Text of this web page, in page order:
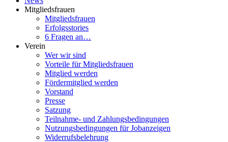
Mitgliedsfrauen
Mitgliedsfrauen
Erfolgsstories
6 Fragen an…
Verein
Wer wir sind
Vorteile für Mitgliedsfrauen
Mitglied werden
Fördermitglied werden
Vorstand
Presse
Satzung
Teilnahme- und Zahlungsbedingungen
Nutzungsbedingungen für Jobanzeigen
Widerrufsbelehrung